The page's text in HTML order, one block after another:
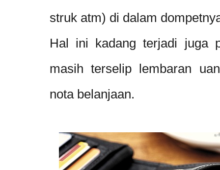
struk atm) di dalam
Hal ini kadang terjadi juga
masih terselip lembaran
nota belanjaan.